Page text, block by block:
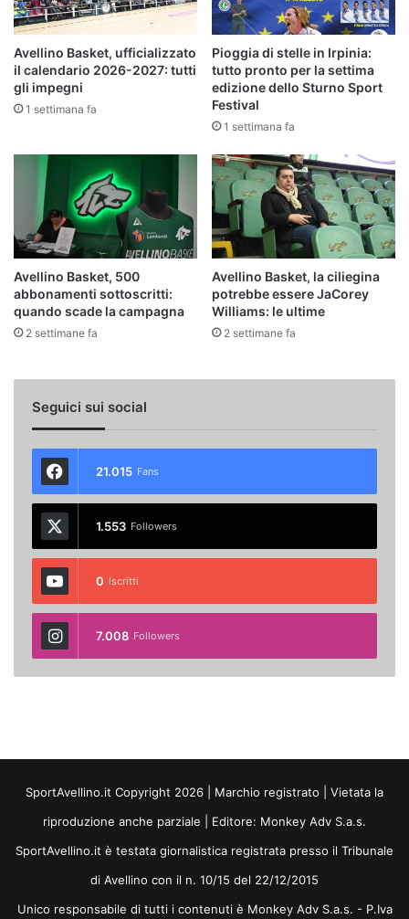
Avellino Basket, ufficializzato
il calendario 2026-2027: tutti
gli impegni
1 settimana fa
Pioggia di stelle in Irpinia:
tutto pronto per la settima
edizione dello Sturno Sport
Festival
1 settimana fa
Avellino Basket, 500
abbonamenti sottoscritti:
quando scade la campagna
2 settimane fa
Avellino Basket, la ciliegina
potrebbe essere JaCorey
Williams: le ultime
2 settimane fa
Seguici sui social
21.015 Fans
1.553 Followers
0 Iscritti
7.008 Followers
SportAvellino.it Copyright 2026 | Marchio registrato | Vietata la
riproduzione anche parziale | Editore: Monkey Adv S.a.s.
SportAvellino.it è testata giornalistica registrata presso il Tribunale
di Avellino con il n. 10/15 del 22/12/2015
Unico responsabile di tutti i contenuti è Monkey Adv S.a.s. - P.Iva